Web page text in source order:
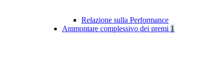
Relazione sulla Performance
Ammontare complessivo dei premi 1